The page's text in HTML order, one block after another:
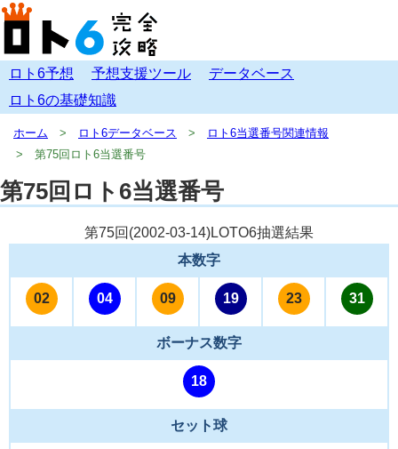
ロト6予想 予想支援ツール
データベース
ロト6の基礎知識
ホーム ロト6データベース
ロト6当選番号関連情報
第75回ロト6当選番号
第75回ロト6当選番号
第75回(2002-03-14)LOTO6抽選結果
本数字
02 04 09 19 23 31
ボーナス数字
18
セット球